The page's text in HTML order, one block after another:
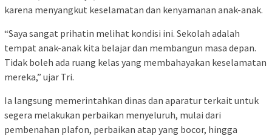
karena menyangkut keselamatan dan kenyamanan anak-anak.
“Saya sangat prihatin melihat kondisi ini. Sekolah adalah
tempat anak-anak kita belajar dan membangun masa depan.
Tidak boleh ada ruang kelas yang membahayakan keselamatan
mereka,” ujar Tri.
Ia langsung memerintahkan dinas dan aparatur terkait untuk
segera melakukan perbaikan menyeluruh, mulai dari
pembenahan plafon, perbaikan atap yang bocor, hingga